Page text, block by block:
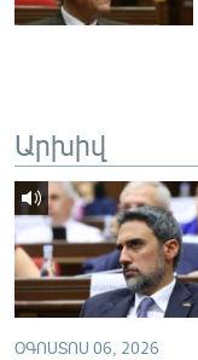
Հայերեն
ՀԵՏԵՎԵՔ ՄԵԶ
«Ազատության»
Արխիվ
ՕԳՈՍՏՈՍ 06, 2026